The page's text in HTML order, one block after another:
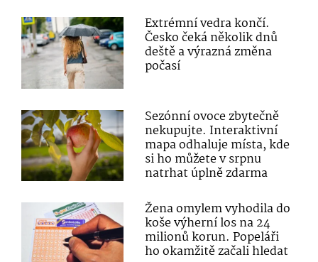
Extrémní vedra končí.
Česko čeká několik dnů
deště a výrazná změna
počasí
Sezónní ovoce zbytečně
nekupujte. Interaktivní
mapa odhaluje místa, kde
si ho můžete v srpnu
natrhat úplně zdarma
Žena omylem vyhodila do
koše výherní los na 24
milionů korun. Popeláři
ho okamžitě začali hledat